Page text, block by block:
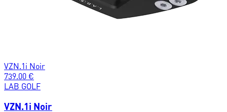
VZN.1i Noir
739.00 €
LAB GOLF
VZN.1i Noir